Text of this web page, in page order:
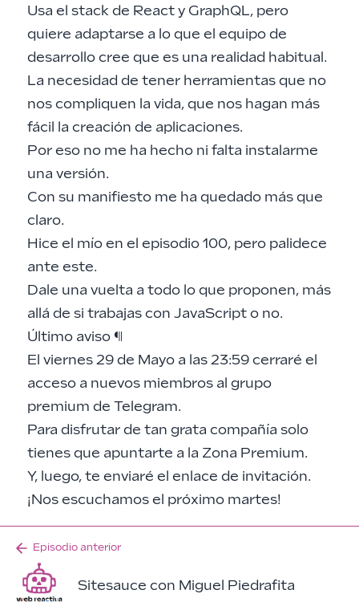
Usa el stack de React y GraphQL, pero
quiere adaptarse a lo que el equipo de
desarrollo cree que es una realidad habitual.
La necesidad de tener herramientas que no
nos compliquen la vida, que nos hagan más
fácil la creación de aplicaciones.
Por eso no me ha hecho ni falta instalarme
una versión.
Con su manifiestome ha quedado más que
claro.
Hice el mío en el episodio 100, pero palidece
ante este.
Dale una vuelta a todo lo que proponen, más
allá de si trabajas con JavaScript o no.
Último aviso ¶
El viernes 29 de Mayo a las 23:59 cerraré el
acceso a nuevos miembros al grupo
premium de Telegram.
Para disfrutar de tan grata compañía solo
tienes que apuntarte a la Zona Premium.
Y, luego, te enviaré el enlace de invitación.
¡Nos escuchamos el próximo martes!
Episodio anterior
Sitesauce con Miguel Piedrafita